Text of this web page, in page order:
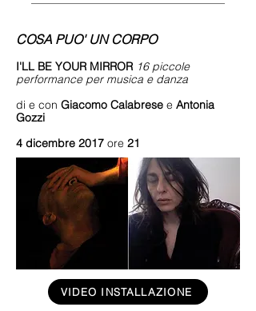
COSA PUO' UN CORPO
I'LL BE YOUR MIRROR 16 piccole
performance per musica e danza
di e con Giacomo Calabrese e Antonia
Gozzi
4 dicembre 2017 ore 21
VIDEO INSTALLAZIONE